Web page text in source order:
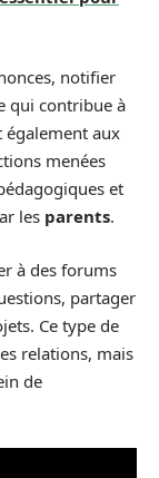
notifier
qui contribue à
également aux
menées
et
les parents.
à des forums
partager
Ce type de
relations, mais
de